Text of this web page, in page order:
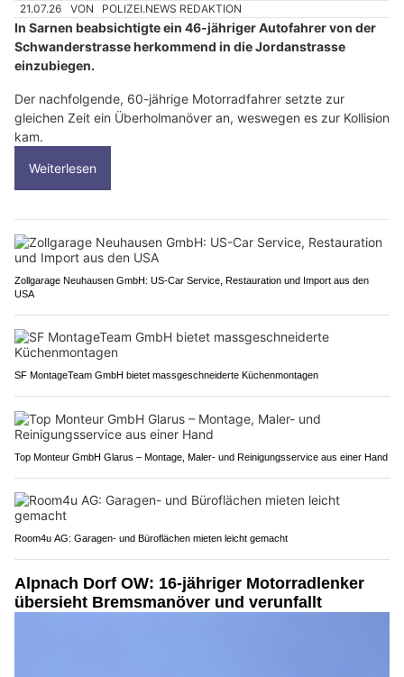
21.07.26 VON POLIZEI.NEWS REDAKTION
In Sarnen beabsichtigte ein 46-jähriger Autofahrer von der
Schwanderstrasse herkommend in die Jordanstrasse
einzubiegen.
Der nachfolgende, 60-jährige Motorradfahrer setzte zur
gleichen Zeit ein Überholmanöver an, weswegen es zur Kollision
kam.
Weiterlesen
Zollgarage Neuhausen GmbH: US-Car Service, Restauration und Import aus den
USA
SF MontageTeam GmbH bietet massgeschneiderte Küchenmontagen
Top Monteur GmbH Glarus – Montage, Maler- und Reinigungsservice aus einer Hand
Room4u AG: Garagen- und Büroflächen mieten leicht gemacht
Alpnach Dorf OW: 16-jähriger Motorradlenker
übersieht Bremsmanöver und verunfallt